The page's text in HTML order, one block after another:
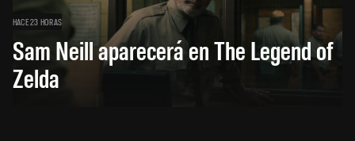
HACE 23 HORAS
Sam Neill aparecerá en The Legend of
Zelda